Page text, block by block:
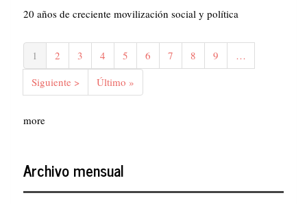
20 años de creciente movilización social y política
Paginación
Página
actual
1 Página
2 Página
3 Página
4 Página
5 Página
6 Página
7 Página
8 Página
9
…
Siguiente
página
Siguiente >
Última
página
Último »
more
Archivo mensual